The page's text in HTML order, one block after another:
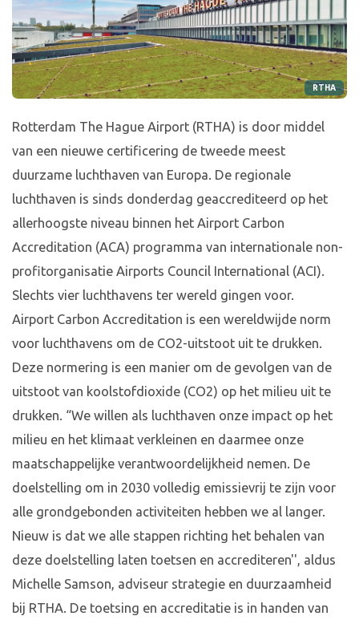
RTHA
Rotterdam The Hague Airport (RTHA) is door middel
van een nieuwe certificering de tweede meest
duurzame luchthaven van Europa. De regionale
luchthaven is sinds donderdag geaccrediteerd op het
allerhoogste niveau binnen het Airport Carbon
Accreditation (ACA) programma van internationale non-
profitorganisatie Airports Council International (ACI).
Slechts vier luchthavens ter wereld gingen voor.
Airport Carbon Accreditation is een wereldwijde norm
voor luchthavens om de CO2-uitstoot uit te drukken.
Deze normering is een manier om de gevolgen van de
uitstoot van koolstofdioxide (CO2) op het milieu uit te
drukken. “We willen als luchthaven onze impact op het
milieu en het klimaat verkleinen en daarmee onze
maatschappelijke verantwoordelijkheid nemen. De
doelstelling om in 2030 volledig emissievrij te zijn voor
alle grondgebonden activiteiten hebben we al langer.
Nieuw is dat we alle stappen richting het behalen van
deze doelstelling laten toetsen en accrediteren'', aldus
Michelle Samson, adviseur strategie en duurzaamheid
bij RTHA. De toetsing en accreditatie is in handen van